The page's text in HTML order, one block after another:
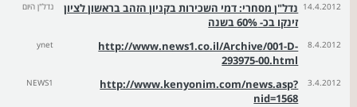
14.4.2012 נדל"ן מסחרי: דמי השכירות בקניון הזהב בראשון לציון
זינקו בכ- 60% בשנה
נדל"ן היום
8.4.2012
http://www.news1.co.il/Archive/001-D-
293975-00.html
ynet
3.4.2012
http://www.kenyonim.com/news.asp?
nid=1568
NEWS1